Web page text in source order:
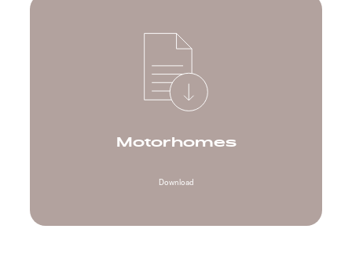
Motorhomes
Download